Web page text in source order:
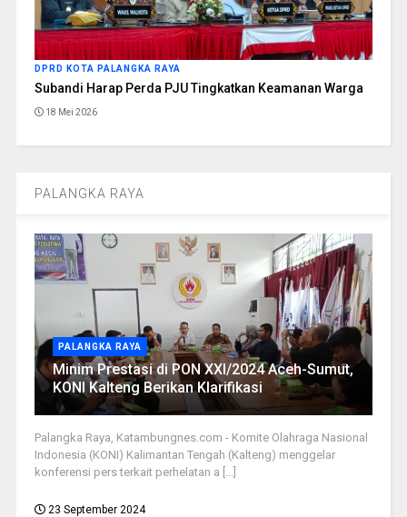
DPRD KOTA PALANGKA RAYA
Subandi Harap Perda PJU Tingkatkan Keamanan Warga
18 Mei 2026
PALANGKA RAYA
PALANGKA RAYA
Minim Prestasi di PON XXI/2024 Aceh-Sumut,
KONI Kalteng Berikan Klarifikasi
Palangka Raya, Katambungnes.com - Komite Olahraga Nasional
Indonesia (KONI) Kalimantan Tengah (Kalteng) menggelar
konferensi pers terkait perhelatan a [...]
23 September 2024